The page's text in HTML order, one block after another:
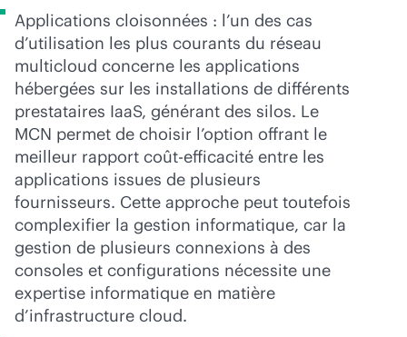
Applications cloisonnées : l’un des cas
d’utilisation les plus courants du réseau
multicloud concerne les applications
hébergées sur les installations de différents
prestataires IaaS, générant des silos. Le
MCN permet de choisir l’option offrant le
meilleur rapport coût-efficacité entre les
applications issues de plusieurs
fournisseurs. Cette approche peut toutefois
complexifier la gestion informatique, car la
gestion de plusieurs connexions à des
consoles et configurations nécessite une
expertise informatique en matière
d’infrastructure cloud.